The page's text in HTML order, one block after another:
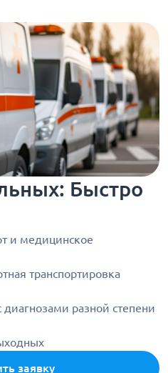
аллергии на
или резком
Врач сначала оценивает
Быстро
и медицинское
транспортировка
разной степени
заявку